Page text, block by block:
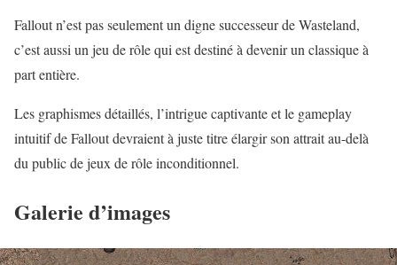
Fallout n’est pas seulement un digne successeur de Wasteland,
c’est aussi un jeu de rôle qui est destiné à devenir un classique à
part entière.
Les graphismes détaillés, l’intrigue captivante et le gameplay
intuitif de Fallout devraient à juste titre élargir son attrait au-delà
du public de jeux de rôle inconditionnel.
Galerie d’images